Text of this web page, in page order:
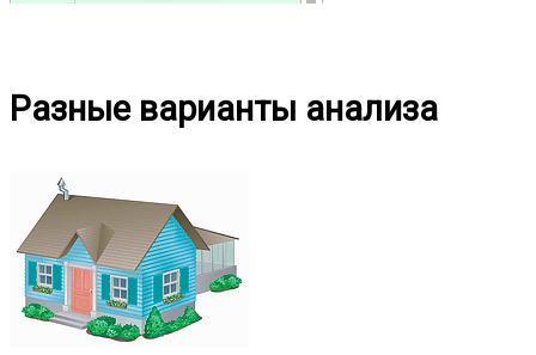
Разные варианты анализа